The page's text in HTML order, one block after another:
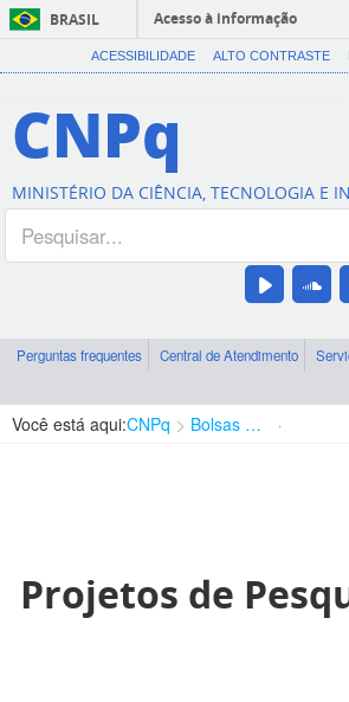
BRASIL
Acesso à informação
ACESSIBILIDADE ALTO CONTRASTE
CNPq
MINISTÉRIO DA CIÊNCIA, TECNOLOGIA E
Perguntas frequentes Central de Atendimento
Você está aqui:CNPq Bolsas e Auxílios Vigentes
Projetos de